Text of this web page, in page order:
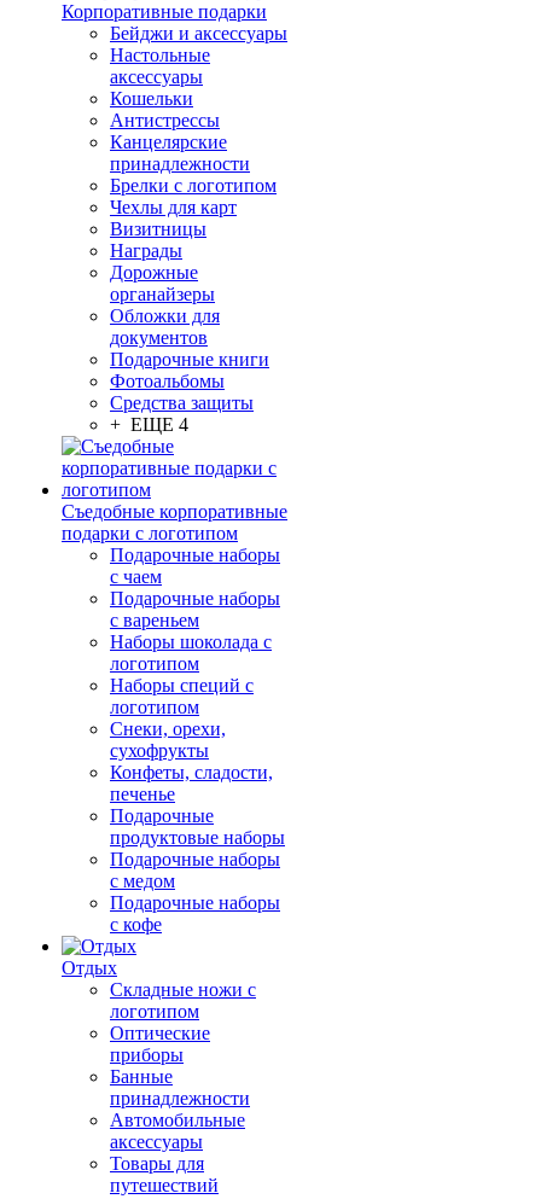
Корпоративные подарки
Бейджи и аксессуары
Настольные
аксессуары
Кошельки
Антистрессы
Канцелярские
принадлежности
Брелки с логотипом
Чехлы для карт
Визитницы
Награды
Дорожные
органайзеры
Обложки для
документов
Подарочные книги
Фотоальбомы
Средства защиты
+ ЕЩЕ 4
Съедобные корпоративные
подарки с логотипом
Подарочные наборы
с чаем
Подарочные наборы
с вареньем
Наборы шоколада с
логотипом
Наборы специй с
логотипом
Снеки, орехи,
сухофрукты
Конфеты, сладости,
печенье
Подарочные
продуктовые наборы
Подарочные наборы
с медом
Подарочные наборы
с кофе
Отдых
Складные ножи с
логотипом
Оптические
приборы
Банные
принадлежности
Автомобильные
аксессуары
Товары для
путешествий